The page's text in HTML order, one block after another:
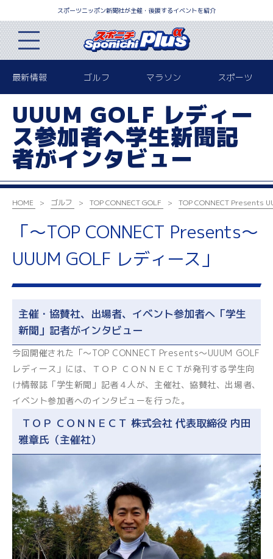
スポーツニッポン新聞社が主催・後援するイベントを紹介
最新情報 ゴルフ マラソン スポーツ
UUUM GOLF レディー
ス参加者へ学生新聞記
者がインタビュー
HOME ゴルフ TOP CONNECT GOLF TOP CONNECT Presents
「～TOP CONNECT Presents～
UUUM GOLF レディース」
主催・協賛社、出場者、イベント参加者へ「学生
新聞」記者がインタビュー
今回開催された「～TOP CONNECT Presents～UUUM GOLF
レディース」には、ＴＯＰ ＣＯＮＮＥＣＴが発刊する学生向
け情報誌「学生新聞」記者４人が、主催社、協賛社、出場者、
イベント参加者へのインタビューを行った。
ＴＯＰ ＣＯＮＮＥＣＴ 株式会社 代表取締役 内田
雅章氏（主催社）